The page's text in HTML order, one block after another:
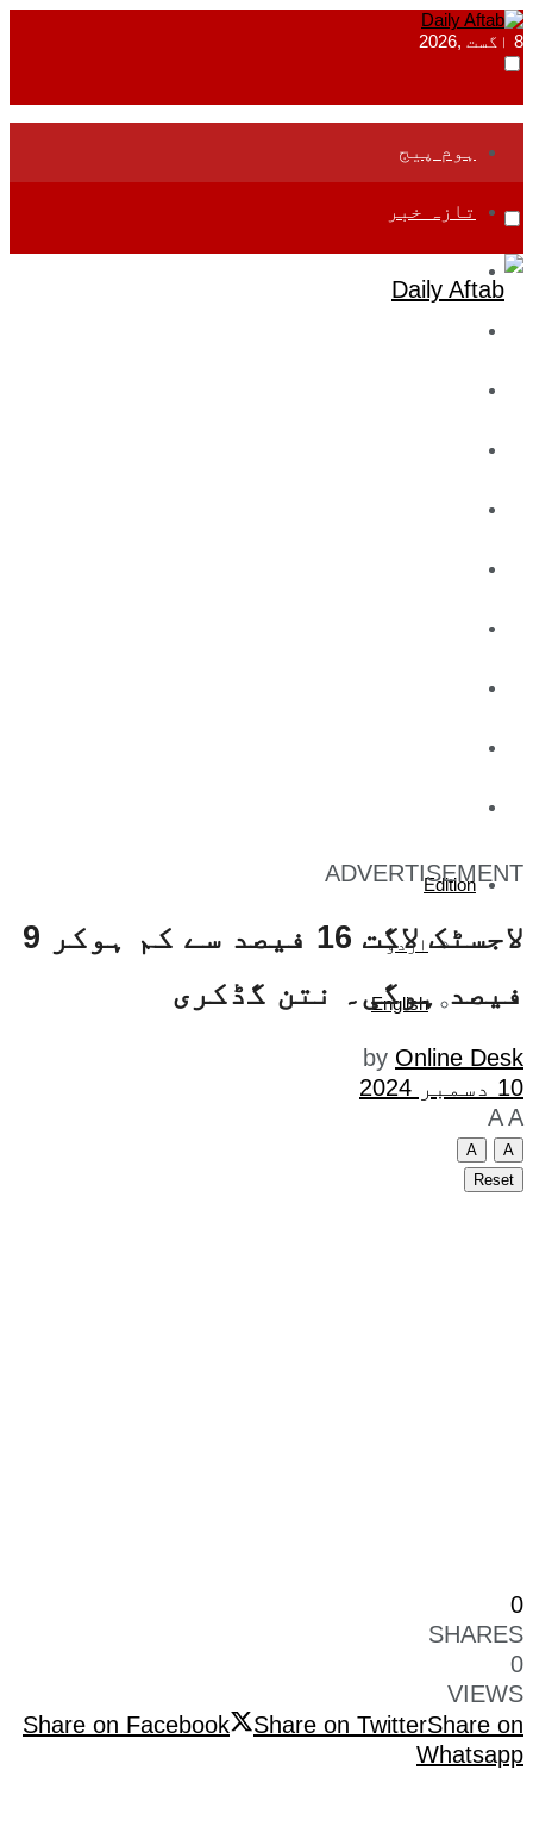
8 اگست ,2026
ہوم پیج
تازہ خبر
Edition
اردو
English
ADVERTISEMENT
لاجسٹک لاگت 16 فیصد سے کم ہوکر 9
فیصد ہوگی۔ نتن گڈکری
by Online Desk
10 دسمبر 2024
A A
A
A
Reset
0
SHARES
0
VIEWS
Share on Facebook
Share on TwitterShare on
Whatsapp